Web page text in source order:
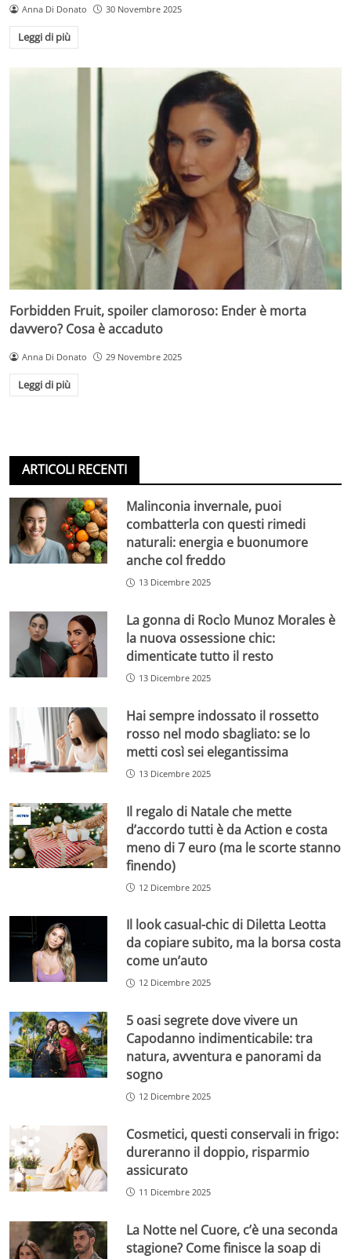
Anna Di Donato 30 Novembre 2025
Leggi di più
Forbidden Fruit, spoiler clamoroso: Ender è morta
davvero? Cosa è accaduto
Anna Di Donato 29 Novembre 2025
Leggi di più
ARTICOLI RECENTI
Malinconia invernale, puoi
combatterla con questi rimedi
naturali: energia e buonumore
anche col freddo
13 Dicembre 2025
La gonna di Rocìo Munoz Morales è
la nuova ossessione chic:
dimenticate tutto il resto
13 Dicembre 2025
Hai sempre indossato il rossetto
rosso nel modo sbagliato: se lo
metti così sei elegantissima
13 Dicembre 2025
Il regalo di Natale che mette
d’accordo tutti è da Action e costa
meno di 7 euro (ma le scorte stanno
finendo)
12 Dicembre 2025
Il look casual-chic di Diletta Leotta
da copiare subito, ma la borsa costa
come un’auto
12 Dicembre 2025
5 oasi segrete dove vivere un
Capodanno indimenticabile: tra
natura, avventura e panorami da
sogno
12 Dicembre 2025
Cosmetici, questi conservali in frigo:
dureranno il doppio, risparmio
assicurato
11 Dicembre 2025
La Notte nel Cuore, c’è una seconda
stagione? Come finisce la soap di